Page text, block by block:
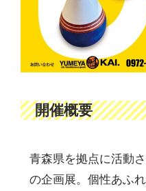
開催概要
青森県を拠点に活動
の企画展。個性あふれ